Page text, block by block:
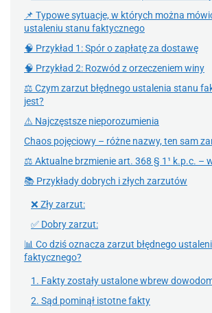
📌 Typowe sytuacje, w których można
ustaleniu stanu faktycznego
🧠 Przykład 1: Spór o zapłatę za dostawę
🧠 Przykład 2: Rozwód z orzeczeniem winy
⚖️ Czym zarzut błędnego ustalenia stanu
jest?
⚠️ Najczęstsze nieporozumienia
Chaos pojęciowy – różne nazwy, ten sam
⚖️ Aktualne brzmienie art. 368 § 1¹ k.p.c. –
📚 Przykłady dobrych i złych zarzutów
❌ Zły zarzut:
✅ Dobry zarzut:
📊 Co dziś oznacza zarzut błędnego
faktycznego?
1. Fakty zostały ustalone wbrew
2. Sąd pominął istotne fakty